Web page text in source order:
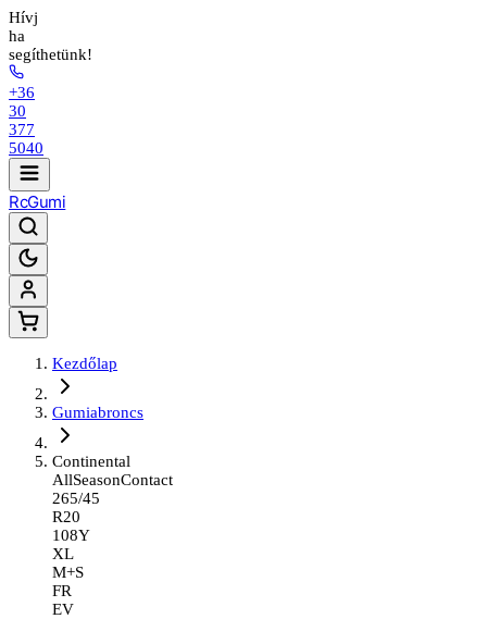
Hívj
ha
segíthetünk!
+36
30
377
5040
RcGumi
Kezdőlap
Gumiabroncs
Continental
AllSeasonContact
265/45
R20
108Y
XL
M+S
FR
EV